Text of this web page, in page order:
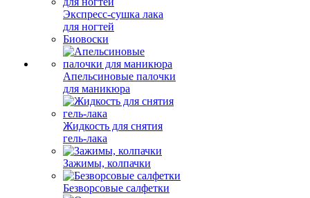
Экспресс-сушка лака
для ногтей
Биовоски
Апельсиновые палочки
для маникюра
Жидкость для снятия
гель-лака
Зажимы, колпачки
Безворсовые салфетки